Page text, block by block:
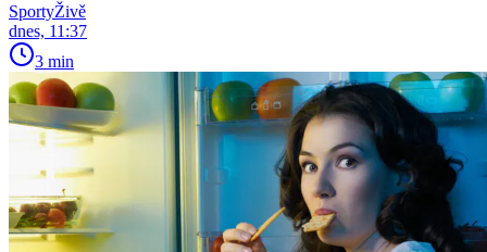
SportyŽivě
dnes, 11:37
3 min